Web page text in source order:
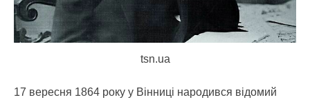
tsn.ua
17 вересня 1864 року у Вінниці народився відомий